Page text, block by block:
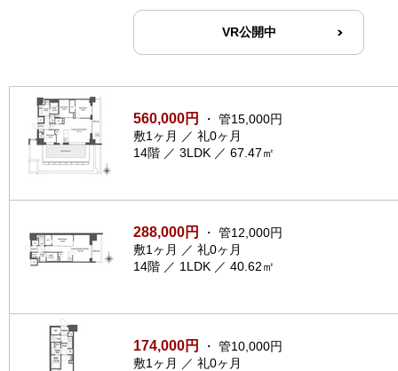
VR公開中
560,000円
・ 管15,000円
敷1ヶ月 ／ 礼0ヶ月
14階 ／ 3LDK ／ 67.47㎡
288,000円
・ 管12,000円
敷1ヶ月 ／ 礼0ヶ月
14階 ／ 1LDK ／ 40.62㎡
174,000円
・ 管10,000円
敷1ヶ月 ／ 礼0ヶ月